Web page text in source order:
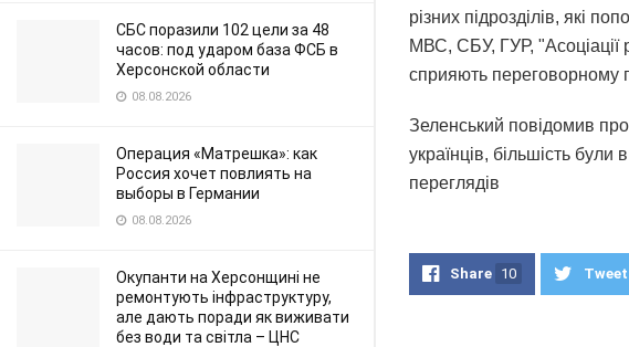
СБС поразили 102 цели за 48
часов: под ударом база ФСБ в
Херсонской области
08.08.2026
Операция «Матрешка»: как
Россия хочет повлиять на
выборы в Германии
08.08.2026
Окупанти на Херсонщині не
ремонтують інфраструктуру,
але дають поради як виживати
без води та світла – ЦНС
різних підрозділів, які
МВС, СБУ, ГУР, "Асоціації
сприяють переговорному
Зеленський повідомив
українців, більшість
переглядiв
Share 10 Tweet